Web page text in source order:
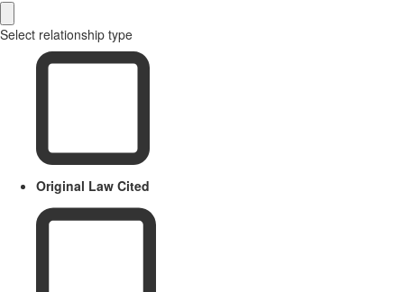
Select relationship type
Original Law Cited